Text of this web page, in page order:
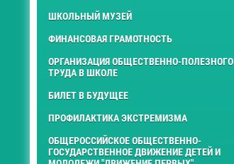
ШКОЛЬНЫЙ МУЗЕЙ
ФИНАНСОВАЯ ГРАМОТНОСТЬ
ОРГАНИЗАЦИЯ ОБЩЕСТВЕННО-ПОЛЕЗНОГО
ТРУДА В ШКОЛЕ
БИЛЕТ В БУДУЩЕЕ
ПРОФИЛАКТИКА ЭКСТРЕМИЗМА
ОБЩЕРОССИЙСКОЕ ОБЩЕСТВЕННО-
ГОСУДАРСТВЕННОЕ ДВИЖЕНИЕ ДЕТЕЙ И